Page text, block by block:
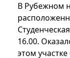
В Рубежном
16.00.
этом